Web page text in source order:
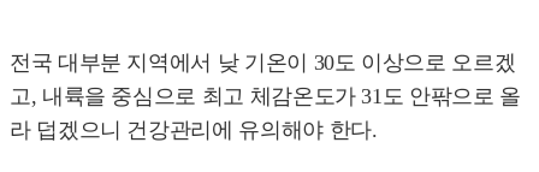
전국 대부분 지역에서 낮 기온이 30도 이상으로 오르겠
고, 내륙을 중심으로 최고 체감온도가 31도 안팎으로 올
라 덥겠으니 건강관리에 유의해야 한다.